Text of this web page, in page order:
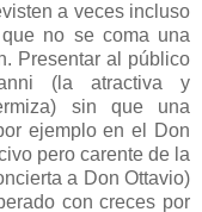
a veces incluso
no se coma una
Presentar al público
(la atractiva y
sin que una
ejemplo en el Don
pero carente de la
a Don Ottavio)
con creces por